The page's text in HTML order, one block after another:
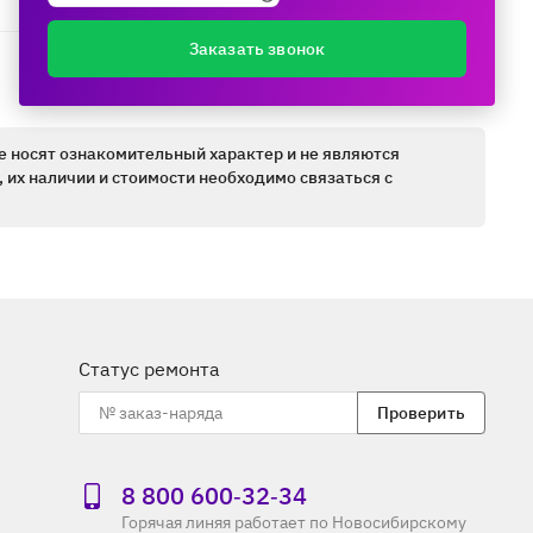
ознакомительный характер и не являются
наличии и стоимости необходимо связаться с
Статус ремонта
Проверить
8 800 600‑32‑34
Горячая линяя работает по Новосибирскому
Заказать звонок